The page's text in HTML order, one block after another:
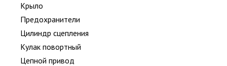
Крыло
Предохранители
Цилиндр сцепления
Кулак повортный
Цепной привод